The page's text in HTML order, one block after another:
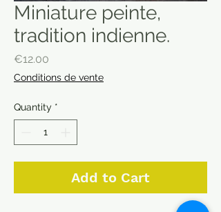
Miniature peinte,
tradition indienne.
€12.00
Conditions de vente
Quantity *
Add to Cart